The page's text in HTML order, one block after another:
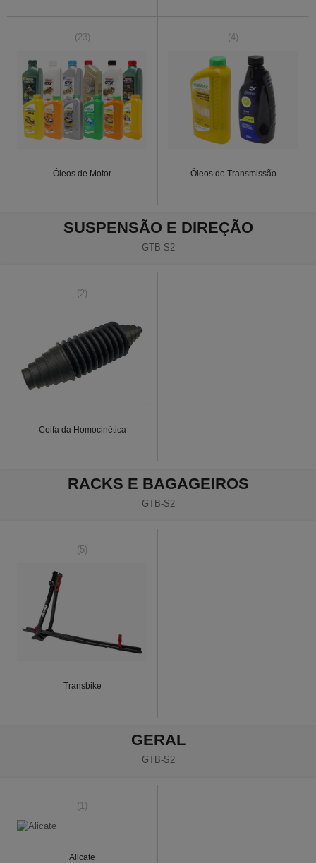
(23)
Óleos de Motor
(4)
Óleos de Transmissão
SUSPENSÃO E DIREÇÃO
GTB-S2
(2)
Coifa da Homocinética
RACKS E BAGAGEIROS
GTB-S2
(5)
Transbike
GERAL
GTB-S2
(1)
Alicate